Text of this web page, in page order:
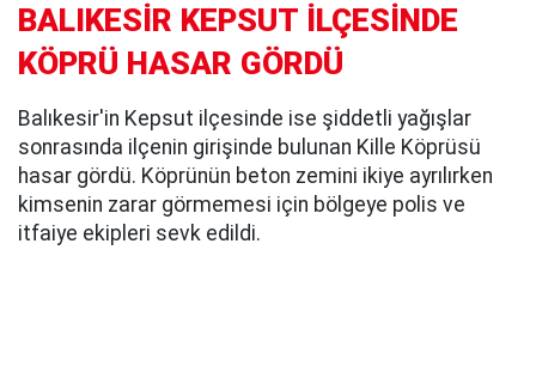
BALIKESİR KEPSUT İLÇESİNDE
KÖPRÜ HASAR GÖRDÜ
Balıkesir'in Kepsut ilçesinde ise şiddetli yağışlar
sonrasında ilçenin girişinde bulunan Kille Köprüsü
hasar gördü. Köprünün beton zemini ikiye ayrılırken
kimsenin zarar görmemesi için bölgeye polis ve
itfaiye ekipleri sevk edildi.